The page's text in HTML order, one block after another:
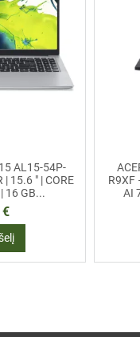
AL15-54P-
| 15.6 " | CORE
16 GB...
R9XF
AI